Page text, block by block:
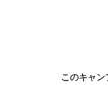
このキャン